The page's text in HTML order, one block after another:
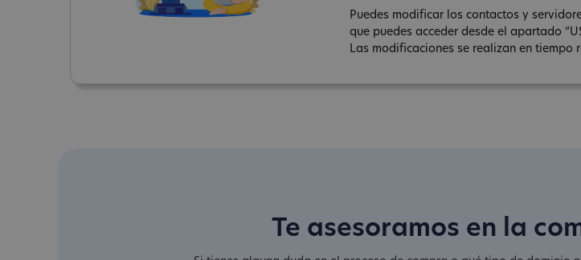
Puedes modificar los contactos y
que puedes acceder desde el apartado
Las modificaciones se realizan en tiempo
Te asesoramos en la